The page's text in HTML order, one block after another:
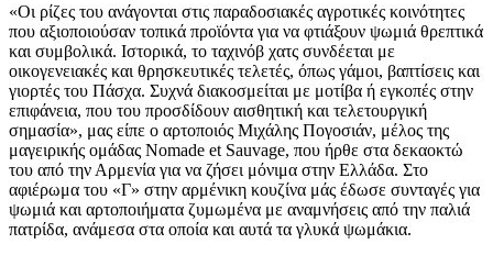
«Οι ρίζες του ανάγονται στις παραδοσιακές αγροτικές κοινότητες
που αξιοποιούσαν τοπικά προϊόντα για να φτιάξουν ψωμιά θρεπτικά
και συμβολικά. Ιστορικά, το ταχινόβ χατς συνδέεται με
οικογενειακές και θρησκευτικές τελετές, όπως γάμοι, βαπτίσεις και
γιορτές του Πάσχα. Συχνά διακοσμείται με μοτίβα ή εγκοπές στην
επιφάνεια, που του προσδίδουν αισθητική και τελετουργική
σημασία», μας είπε ο αρτοποιός Μιχάλης Πογοσιάν, μέλος της
μαγειρικής ομάδας Nomade et Sauvage, που ήρθε στα δεκαοκτώ
του από την Αρμενία για να ζήσει μόνιμα στην Ελλάδα. Στο
αφιέρωμα του «Γ» στην αρμένικη κουζίνα μάς έδωσε συνταγές για
ψωμιά και αρτοποιήματα ζυμωμένα με αναμνήσεις από την παλιά
πατρίδα, ανάμεσα στα οποία και αυτά τα γλυκά ψωμάκια.